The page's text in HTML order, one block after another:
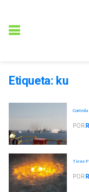
Etiqueta: ku
POR
Tiene
POR